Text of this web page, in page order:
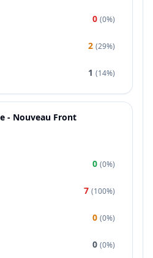
0 (0%)
2 (29%)
1 (14%)
- Nouveau Front
0 (0%)
7 (100%)
0 (0%)
0 (0%)